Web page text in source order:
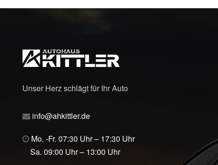
Unser Herz schlägt für Ihr Auto
info@ahkittler.de
Mo. -Fr. 07:30 Uhr – 17:30 Uhr
Sa. 09:00 Uhr – 13:00 Uhr